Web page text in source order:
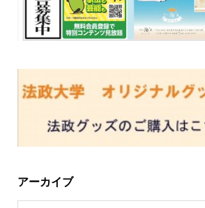
アーカイブ